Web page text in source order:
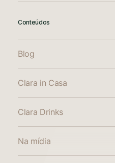
Conteúdos
Blog
Clara in Casa
Clara Drinks
Na mídia